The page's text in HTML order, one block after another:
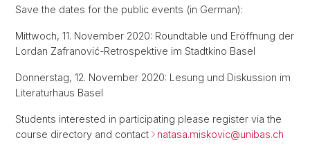
Save the dates for the public events (in German):
Mittwoch, 11. November 2020: Roundtable und Eröffnung der
Lordan Zafranović-Retrospektive im Stadtkino Basel
Donnerstag, 12. November 2020: Lesung und Diskussion im
Literaturhaus Basel
Students interested in participating please register via the
course directory and contact
natasa.miskovic@unibas.ch